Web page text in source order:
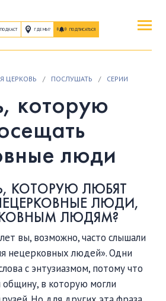
ПОДКАСТ ГДЕ МЫ? ПОДПИСАТЬСЯ
ОБ ИИСУСЕ ХРИСТЕ
ПОСЕТИТЬ
ПРОЕХАТЬ| О ЦЕРКВИ
|ГРУППЫ|СЛУЖЕНИЯ
БОГОСЛУЖЕНИЙ
ВРЕМЯ|ДЕНЬГИ
ЦЕРКОВЬ / ПОСЛУШАТЬ /
СЕРИИ
которую
люди
КОТОРУЮ ЛЮБЯТ
ЛЮДИ,
ЛЮДЯМ?
вы, возможно, часто слышали
нецерковных людей». Одни
с энтузиазмом, потому что
в которую могли